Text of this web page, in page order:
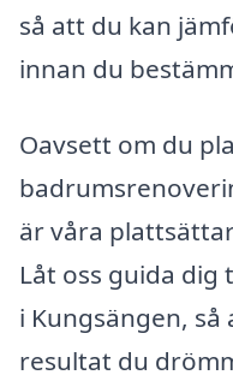
så att du kan
innan du
Oavsett om du
är våra
Låt oss guida
i Kungsängen,
resultat du